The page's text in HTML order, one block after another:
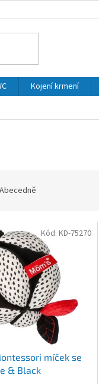
Kojení krmení
Abecedně
míček se
& Black
Kód: KD-75270